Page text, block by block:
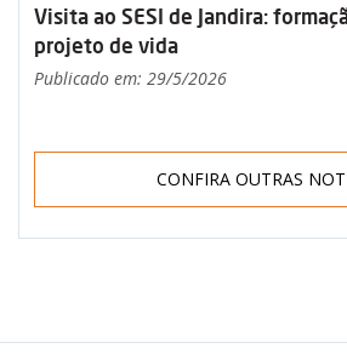
Visita ao SESI de Jandira:
projeto de vida
Publicado em: 29/5/2026
CONFIRA OUTRAS